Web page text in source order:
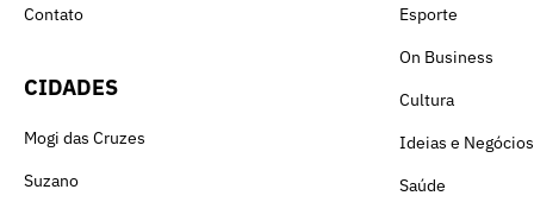
Contato
CIDADES
Mogi das Cruzes
Suzano
Esporte
On Business
Cultura
Ideias e Negócios
Saúde